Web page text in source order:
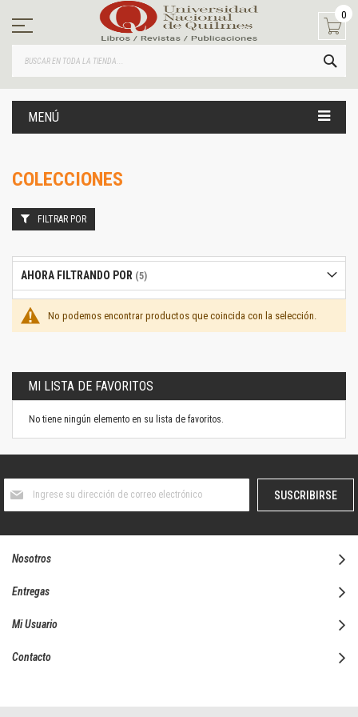
contenido
0
MENÚ
COLECCIONES
No podemos encontrar productos que coincida con la selección.
FILTRAR POR
AHORA FILTRANDO POR
MI LISTA DE FAVORITOS
No tiene ningún elemento en su lista de favoritos.
boletín
SUSCRIBIRSE
Nosotros
Entregas
Mi Usuario
Contacto